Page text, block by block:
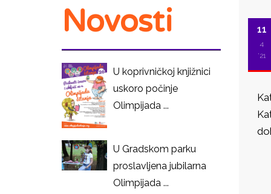
11
4
'21
Novosti
U koprivničkoj knjižnici
uskoro počinje
Olimpijada ...
U Gradskom parku
proslavljena jubilarna
Olimpijada ...